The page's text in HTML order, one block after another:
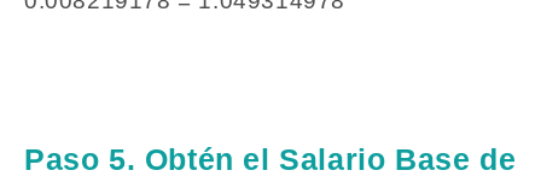
Paso 5. Obtén el Salario Base de